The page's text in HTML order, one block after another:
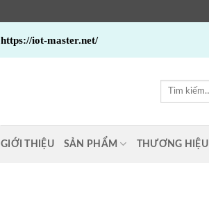
https://iot-master.net/
Tìm
GIỚI THIỆU SẢN PHẨM THƯƠNG HIỆU